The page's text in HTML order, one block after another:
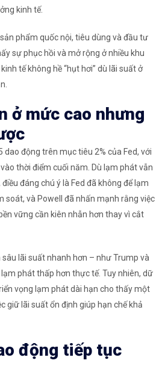
kinh tế.
phẩm quốc nội, tiêu dùng và đầu tư
sự phục hồi và mở rộng ở nhiều khu
tế không hề “hụt hơi” dù lãi suất ở
ở mức cao nhưng
động trên mục tiêu 2% của Fed, với
thời điểm cuối năm. Dù lạm phát vẫn
đáng chú ý là Fed đã không để lạm
soát, và Powell đã nhấn mạnh rằng việc
vững cần kiên nhẫn hơn thay vì cắt
lãi suất nhanh hơn – như Trump và
phát thấp hơn thực tế. Tuy nhiên, dữ
vọng lạm phát dài hạn cho thấy một
giữ lãi suất ổn định giúp hạn chế khả
động tiếp tục